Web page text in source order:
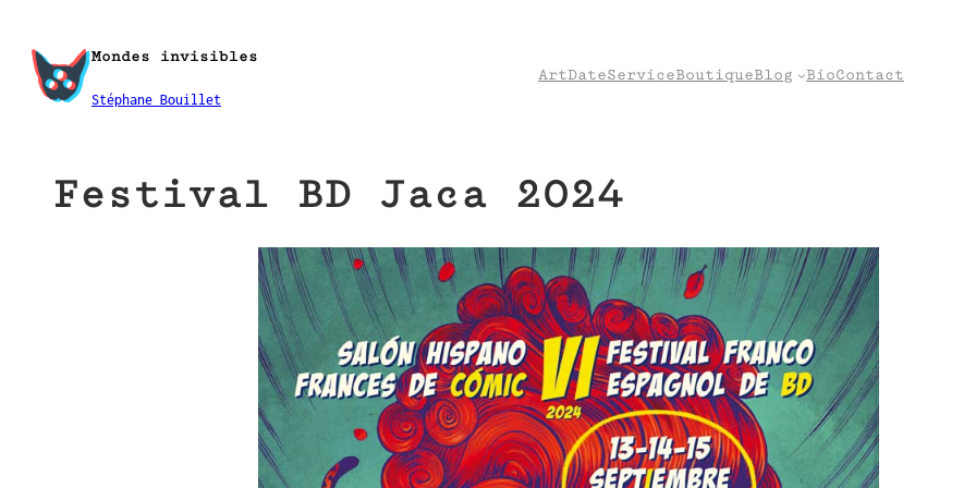
contenu
Mondes invisibles
Stéphane Bouillet
ArtDateServiceBoutiqueBlog BioContact
Festival BD Jaca 2024